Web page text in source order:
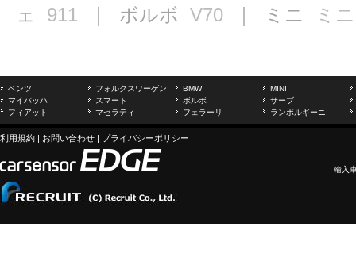
ェ 911 ｜ ボルボ V70 ｜ ミニ ミニ
ベンツ フォルクスワーゲン BMW
MINI
マイバッハ
スマート ボルボ
サーブ
フィアット
マセラティ フェラーリ ランボルギーニ
利用規約 | お問い合わせ | プライバシーポリシー
輸入